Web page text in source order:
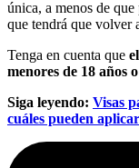
única, a menos de
que tendrá que volver
Tenga en cuenta que
menores de 18 años
Siga leyendo: Visas
cuáles pueden